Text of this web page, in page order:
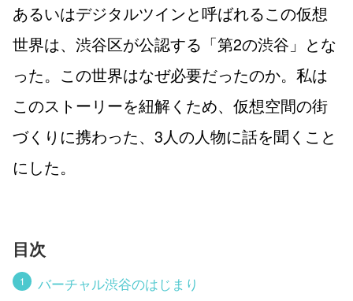
あるいはデジタルツインと呼ばれるこの仮想
世界は、渋谷区が公認する「第2の渋谷」とな
った。この世界はなぜ必要だったのか。私は
このストーリーを紐解くため、仮想空間の街
づくりに携わった、3人の人物に話を聞くこと
にした。
目次
バーチャル渋谷のはじまり